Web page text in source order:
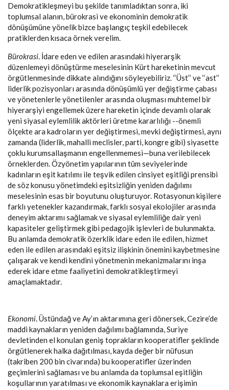
Demokratikleşmeyi bu şekilde tanımladıktan sonra, iki
toplumsal alanın, bürokrasi ve ekonominin demokratik
dönüşümüne yönelik bizce başlangıç teşkil edebilecek
pratiklerden kısaca örnek verelim.
Bürokrasi. İdare eden ve edilen arasındaki hiyerarşik
düzenlemeyi dönüştürme meselesinin Kürt hareketinin mevcut
örgütlenmesinde dikkate alındığını söyleyebiliriz. ‘‘Üst’’ ve ‘‘ast’’
liderlik pozisyonları arasında dönüşümlü yer değiştirme çabası
ve yönetenlerle yönetilenler arasında oluşması muhtemel bir
hiyerarşiyi engellemek üzere hareketin içinde devamlı olarak
yeni siyasal eylemlilik aktörleri üretme kararlılığı --önemli
ölçekte ara kadroların yer değiştirmesi, mevki değiştirmesi, aynı
zamanda (liderlik, mahalli meclisler, parti, kongre gibi) siyasette
çoklu kurumsallaşmanın engellenmemesi—buna verilebilecek
örneklerden. Özyönetim yapılarının tüm seviyelerinde
kadınların eşit katılımı ile teşvik edilen cinsiyet eşitliği prensibi
de söz konusu yönetimdeki eşitsizliğin yeniden dağılımı
meselesinin esas bir boyutunu oluşturuyor. Rotasyonun kişilere
farklı yetenekler kazandırmak, farklı sosyal ekolojiler arasında
deneyim aktarımı sağlamak ve siyasal eylemliliğe dair yeni
kapasiteler geliştirmek gibi pedagojik işlevleri de bulunmakta.
Bu anlamda demokratik özerklik idare eden ile edilen, hizmet
eden ile edilen arasındaki eşitsiz ilişkinin önemini kaybetmesine
çalışarak ve kendi kendini yönetmenin mekanizmalarını inşa
ederek idare etme faaliyetini demokratikleştirmeyi
amaçlamaktadır.
Ekonomi. Üstündağ ve Ay’ın aktarımına geri dönersek, Cezire’de
maddi kaynakların yeniden dağılımı bağlamında, Suriye
devletinden el konulan geniş toprakların kooperatifler şeklinde
örgütlenerek halka dağıtılması, kayda değer bir nüfusun
(takriben 200 bin civarında) bu kooperatifler üzerinden
geçimlerini sağlaması ve bu anlamda da toplumsal eşitliğin
koşullarının yaratılması ve ekonomik kaynaklara erişimin